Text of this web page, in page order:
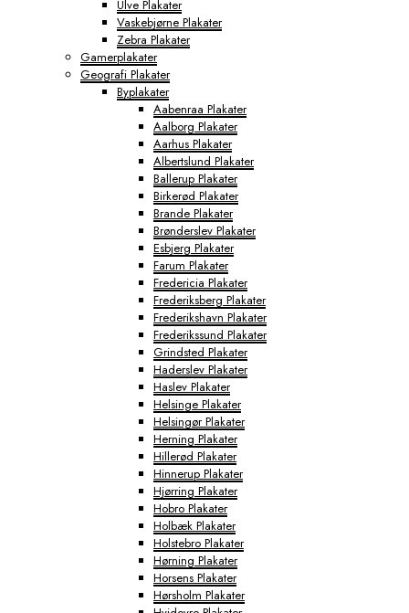
Ulve Plakater
Vaskebjørne Plakater
Zebra Plakater
Gamerplakater
Geografi Plakater
Byplakater
Aabenraa Plakater
Aalborg Plakater
Aarhus Plakater
Albertslund Plakater
Ballerup Plakater
Birkerød Plakater
Brande Plakater
Brønderslev Plakater
Esbjerg Plakater
Farum Plakater
Fredericia Plakater
Frederiksberg Plakater
Frederikshavn Plakater
Frederikssund Plakater
Grindsted Plakater
Haderslev Plakater
Haslev Plakater
Helsinge Plakater
Helsingør Plakater
Herning Plakater
Hillerød Plakater
Hinnerup Plakater
Hjørring Plakater
Hobro Plakater
Holbæk Plakater
Holstebro Plakater
Hørning Plakater
Horsens Plakater
Hørsholm Plakater